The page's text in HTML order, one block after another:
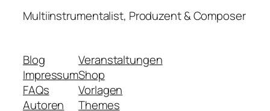
Multiinstrumentalist, Produzent & Composer
Blog
Impressum
FAQs
Autoren
Veranstaltungen
Shop
Vorlagen
Themes